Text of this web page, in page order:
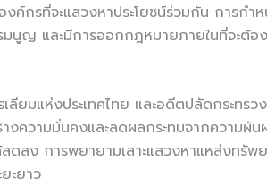
กรที่จะแสวงหาประโยชน์ร่วมกัน การก
มนูญ และมีการออกกฎหมายภายในที่จะต้
ลียมแห่งประเทศไทย และอดีตปลัดกระทร
ร้างความมั่นคงและลดผลกระทบจากควา
ดลง การพยายามเสาะแสวงหาแหล่งท
ะยาว